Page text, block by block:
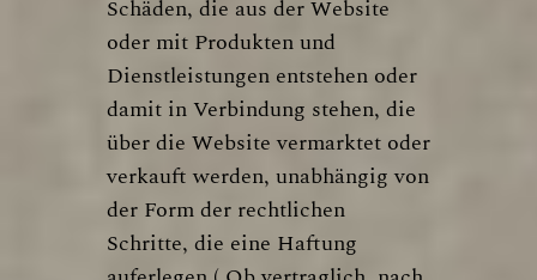
Schäden, die aus der Website
oder mit Produkten und
Dienstleistungen entstehen oder
damit in Verbindung stehen, die
über die Website vermarktet oder
verkauft werden, unabhängig von
der Form der rechtlichen
Schritte, die eine Haftung